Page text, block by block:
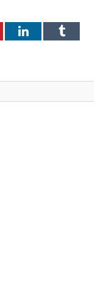
LinkedInTumblr